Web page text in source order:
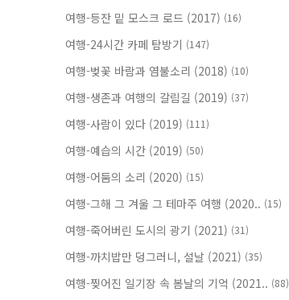
여행-등잔 밑 모스크 로드 (2017) (16)
여행-24시간 카페 탐방기 (147)
여행-벚꽃 바람과 염불소리 (2018) (10)
여행-생존과 여행의 갈림길 (2019) (37)
여행-사람이 있다 (2019) (111)
여행-예습의 시간 (2019) (50)
여행-어둠의 소리 (2020) (15)
여행-그해 그 겨울 그 테마주 여행 (2020.. (15)
여행-죽어버린 도시의 광기 (2021) (31)
여행-까치밥만 덩그러니, 설날 (2021) (35)
여행-찢어진 일기장 속 봄날의 기억 (2021.. (88)